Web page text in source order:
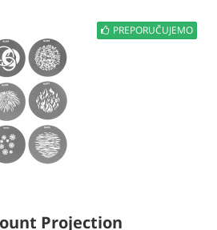
PREPORUČUJEMO
Projection